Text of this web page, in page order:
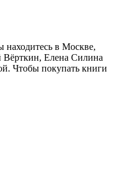
находитесь в Москве,
Вёрткин, Елена Силина
Чтобы покупать книги